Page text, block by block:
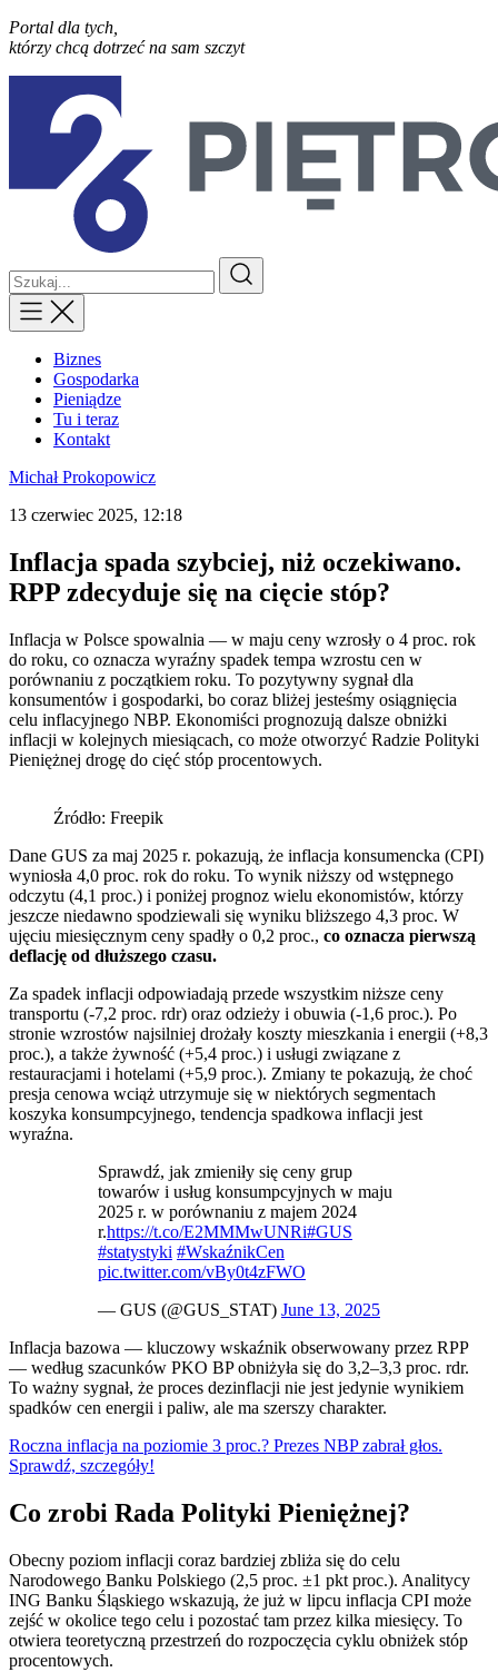
Portal dla tych,
którzy chcą dotrzeć na sam szczyt
Biznes
Gospodarka
Pieniądze
Tu i teraz
Kontakt
Michał Prokopowicz
13 czerwiec 2025, 12:18
Inflacja spada szybciej, niż oczekiwano.
RPP zdecyduje się na cięcie stóp?
Inflacja w Polsce spowalnia — w maju ceny wzrosły o 4 proc. rok
do roku, co oznacza wyraźny spadek tempa wzrostu cen w
porównaniu z początkiem roku. To pozytywny sygnał dla
konsumentów i gospodarki, bo coraz bliżej jesteśmy osiągnięcia
celu inflacyjnego NBP. Ekonomiści prognozują dalsze obniżki
inflacji w kolejnych miesiącach, co może otworzyć Radzie Polityki
Pieniężnej drogę do cięć stóp procentowych.
Źródło: Freepik
Dane GUS za maj 2025 r. pokazują, że inflacja konsumencka (CPI)
wyniosła 4,0 proc. rok do roku. To wynik niższy od wstępnego
odczytu (4,1 proc.) i poniżej prognoz wielu ekonomistów, którzy
jeszcze niedawno spodziewali się wyniku bliższego 4,3 proc. W
ujęciu miesięcznym ceny spadły o 0,2 proc., co oznacza pierwszą
deflację od dłuższego czasu.
Za spadek inflacji odpowiadają przede wszystkim niższe ceny
transportu (-7,2 proc. rdr) oraz odzieży i obuwia (-1,6 proc.). Po
stronie wzrostów najsilniej drożały koszty mieszkania i energii (+8,3
proc.), a także żywność (+5,4 proc.) i usługi związane z
restauracjami i hotelami (+5,9 proc.). Zmiany te pokazują, że choć
presja cenowa wciąż utrzymuje się w niektórych segmentach
koszyka konsumpcyjnego, tendencja spadkowa inflacji jest
wyraźna.
Sprawdź, jak zmieniły się ceny grup
towarów i usług konsumpcyjnych w maju
2025 r. w porównaniu z majem 2024
r.https://t.co/E2MMMwUNRi#GUS
#statystyki #WskaźnikCen
pic.twitter.com/vBy0t4zFWO
— GUS (@GUS_STAT) June 13, 2025
Inflacja bazowa — kluczowy wskaźnik obserwowany przez RPP
— według szacunków PKO BP obniżyła się do 3,2–3,3 proc. rdr.
To ważny sygnał, że proces dezinflacji nie jest jedynie wynikiem
spadków cen energii i paliw, ale ma szerszy charakter.
Roczna inflacja na poziomie 3 proc.? Prezes NBP zabrał głos.
Sprawdź, szczegóły!
Co zrobi Rada Polityki Pieniężnej?
Obecny poziom inflacji coraz bardziej zbliża się do celu
Narodowego Banku Polskiego (2,5 proc. ±1 pkt proc.). Analitycy
ING Banku Śląskiego wskazują, że już w lipcu inflacja CPI może
zejść w okolice tego celu i pozostać tam przez kilka miesięcy. To
otwiera teoretyczną przestrzeń do rozpoczęcia cyklu obniżek stóp
procentowych.